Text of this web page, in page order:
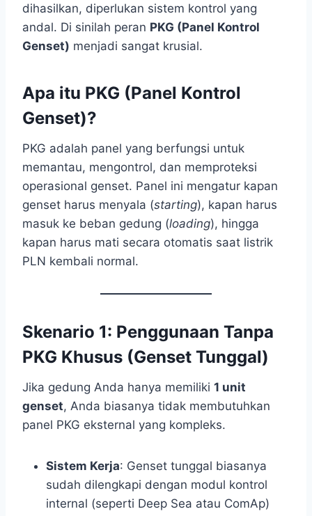
dihasilkan, diperlukan sistem kontrol yang
andal. Di sinilah peran PKG (Panel Kontrol
Genset) menjadi sangat krusial.
Apa itu PKG (Panel Kontrol
Genset)?
PKG adalah panel yang berfungsi untuk
memantau, mengontrol, dan memproteksi
operasional genset. Panel ini mengatur kapan
genset harus menyala (starting), kapan harus
masuk ke beban gedung (loading), hingga
kapan harus mati secara otomatis saat listrik
PLN kembali normal.
Skenario 1: Penggunaan Tanpa
PKG Khusus (Genset Tunggal)
Jika gedung Anda hanya memiliki 1 unit
genset, Anda biasanya tidak membutuhkan
panel PKG eksternal yang kompleks.
Sistem Kerja: Genset tunggal biasanya
sudah dilengkapi dengan modul kontrol
internal (seperti Deep Sea atau ComAp)